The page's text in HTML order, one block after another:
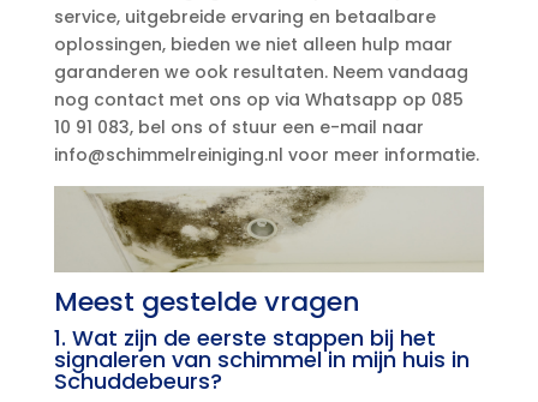
service, uitgebreide ervaring en betaalbare
oplossingen, bieden we niet alleen hulp maar
garanderen we ook resultaten.​ Neem vandaag
nog contact met ons op via Whatsapp op 085
10 91 083, bel ons of stuur een e-mail naar
info@schimmelreiniging.​nl voor meer informatie.​
Meest gestelde vragen
1.​ Wat zijn de eerste stappen bij het
signaleren van schimmel in mijn huis in
Schuddebeurs?